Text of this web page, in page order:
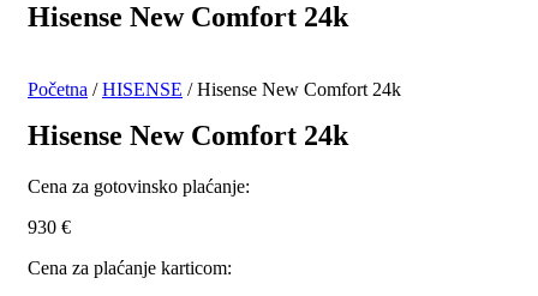
Hisense New Comfort 24k
Početna /HISENSE / Hisense New Comfort 24k
Hisense New Comfort 24k
Cena za gotovinsko plaćanje:
930 €
Cena za plaćanje karticom: